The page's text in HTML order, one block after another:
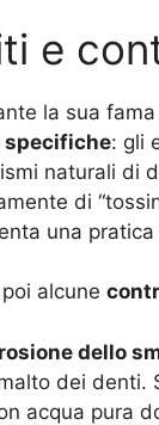
e
la sua
specifiche: gli
naturali di
di
una
alcune
dello
dei denti.
acqua pura